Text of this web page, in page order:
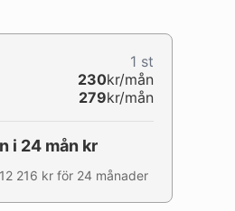
1 st
230kr/mån
279kr/mån
i 24 mån kr
216 kr för 24 månader